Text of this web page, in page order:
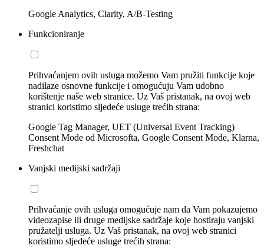
Google Analytics, Clarity, A/B-Testing
Funkcioniranje
Prihvaćanjem ovih usluga možemo Vam pružiti funkcije koje
nadilaze osnovne funkcije i omogućuju Vam udobno
korištenje naše web stranice. Uz Vaš pristanak, na ovoj web
stranici koristimo sljedeće usluge trećih strana:
Google Tag Manager, UET (Universal Event Tracking)
Consent Mode od Microsofta, Google Consent Mode, Klarna,
Freshchat
Vanjski medijski sadržaji
Prihvaćanje ovih usluga omogućuje nam da Vam pokazujemo
videozapise ili druge medijske sadržaje koje hostiraju vanjski
pružatelji usluga. Uz Vaš pristanak, na ovoj web stranici
koristimo sljedeće usluge trećih strana: